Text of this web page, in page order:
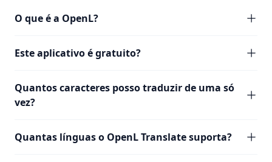
O que é a OpenL?
Este aplicativo é gratuito?
Quantos caracteres posso traduzir de uma só
vez?
Quantas línguas o OpenL Translate suporta?